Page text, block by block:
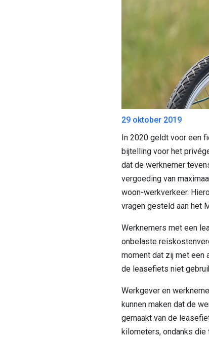
29 oktober 2019
In 2020 geldt voor een
bijtelling voor het
dat de werknemer
vergoeding van
woon-werkverkeer.
vragen gesteld aan het
Werknemers met een
onbelaste
moment dat zij met een
de leasefiets niet
Werkgever en
kunnen maken dat de
gemaakt van de
kilometers, ondanks